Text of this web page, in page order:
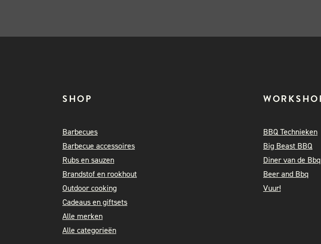
SHOP
Barbecues
Barbecue accessoires
Rubs en sauzen
Brandstof en rookhout
Outdoor cooking
Cadeaus en giftsets
Alle merken
Alle categorieën
BBQ Technieken
Big Beast BBQ
Diner van de Bbq
Beer and Bbq
Vuur!